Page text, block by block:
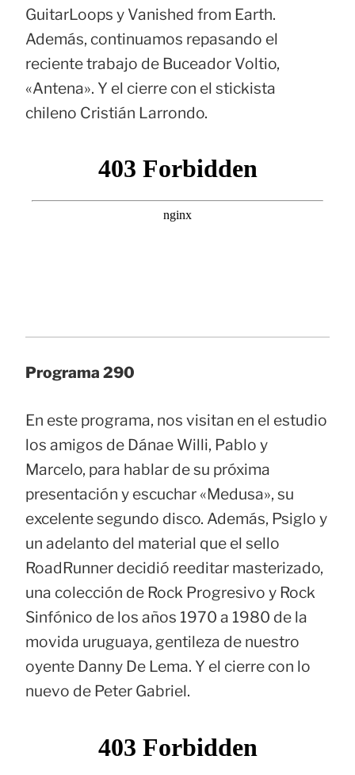
GuitarLoops y Vanished from Earth.
Además, continuamos repasando el
reciente trabajo de Buceador Voltio,
«Antena». Y el cierre con el stickista
chileno Cristián Larrondo.
Programa 290
En este programa, nos visitan en el estudio
los amigos de Dánae Willi, Pablo y
Marcelo, para hablar de su próxima
presentación y escuchar «Medusa», su
excelente segundo disco. Además, Psiglo y
un adelanto del material que el sello
RoadRunner decidió reeditar masterizado,
una colección de Rock Progresivo y Rock
Sinfónico de los años 1970 a 1980 de la
movida uruguaya, gentileza de nuestro
oyente Danny De Lema. Y el cierre con lo
nuevo de Peter Gabriel.